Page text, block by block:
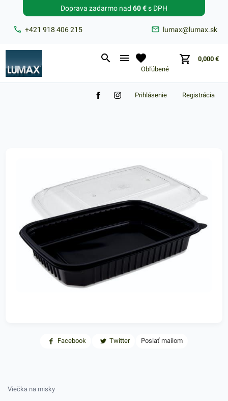
+421 918 406 215 lumax@lumax.sk
Doprava zadarmo nad 60 €s DPH
Obľúbené
0,000 €
Zabudnuté heslo?
Registrácia
Prihlásenie
Facebook Twitter Poslať mailom
Viečka na misky